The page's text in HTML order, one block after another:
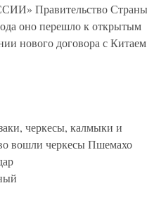
Правительство Страны
оно перешло к открытым
нового договора с Китаем
черкесы, калмыки и
вошли черкесы Пшемахо